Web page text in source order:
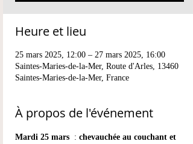
Heure et lieu
25 mars 2025, 12:00 – 27 mars 2025, 16:00
Saintes-Maries-de-la-Mer, Route d'Arles, 13460
Saintes-Maries-de-la-Mer, France
À propos de l'événement
Mardi 25 mars : chevauchée au couchant et